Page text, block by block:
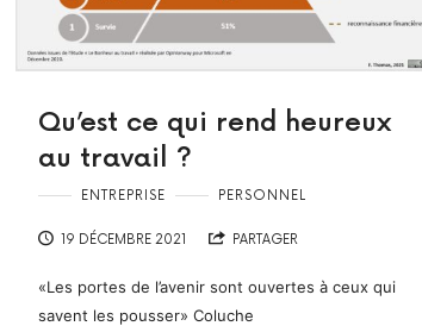
Qu’est ce qui rend heureux
au travail ?
ENTREPRISE PERSONNEL
19 DÉCEMBRE 2021 PARTAGER
«Les portes de l’avenir sont ouvertes à ceux qui
savent les pousser» Coluche